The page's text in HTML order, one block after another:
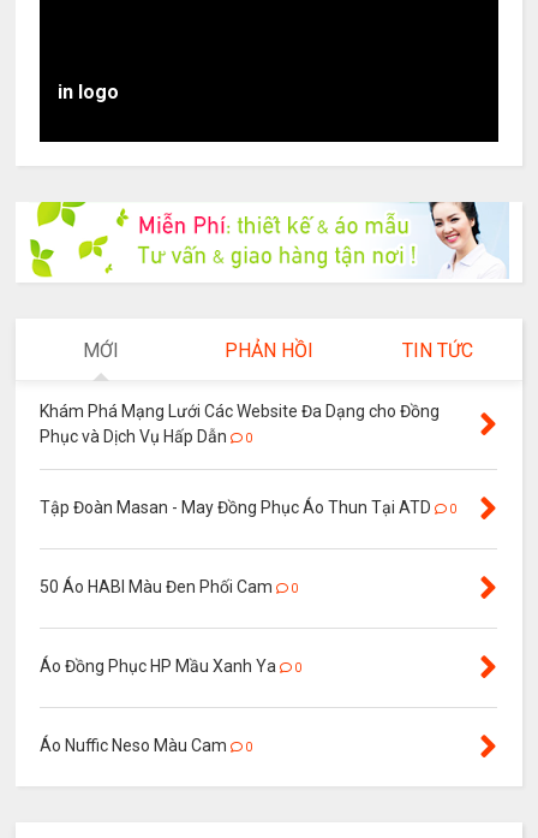
in logo
MỚI PHẢN HỒI TIN TỨC
Khám Phá Mạng Lưới Các Website Đa Dạng cho Đồng
Phục và Dịch Vụ Hấp Dẫn
0
Tập Đoàn Masan - May Đồng Phục Áo Thun Tại ATD 0
50 Áo HABI Màu Đen Phối Cam 0
Áo Đồng Phục HP Mầu Xanh Ya 0
Áo Nuffic Neso Màu Cam 0